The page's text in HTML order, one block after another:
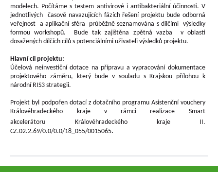
modelech. Počítáme s testem antivirové i antibakteriální účinnosti. V
jednotlivých časově navazujících fázích řešení projektu bude odborná
veřejnost a aplikační sféra průběžně seznamována s dílčími výsledky
formou workshopů. Bude tak zajištěna zpětná vazba v oblasti
dosažených dílčích cílů s potenciálními uživateli výsledků projektu.
Hlavní cíl projektu:
Účelová neinvestiční dotace na přípravu a vypracování dokumentace
projektového záměru, který bude v souladu s Krajskou přílohou k
národní RIS3 strategii.
Projekt byl podpořen dotací z dotačního programu Asistenční vouchery
Královéhradeckého kraje v rámci realizace Smart
akcelerátoru
Královéhradeckého kraje II.
CZ.02.2.69/0.0/0.0/18_055/0015065.